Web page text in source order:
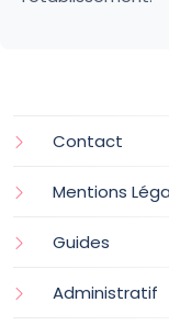
Contact
Mentions
Guides
Administratif